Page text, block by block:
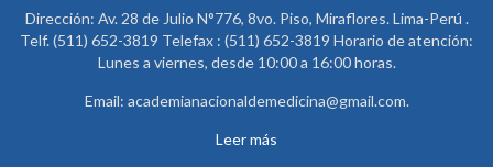
Dirección: Av. 28 de Julio N°776, 8vo. Piso, Miraflores. Lima-Perú .
Telf. (511) 652-3819 Telefax : (511) 652-3819 Horario de atención:
Lunes a viernes, desde 10:00 a 16:00 horas.
Email: academianacionaldemedicina@gmail.com.
Leer más